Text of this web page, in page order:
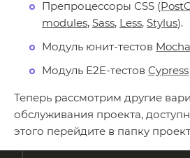
Препроцессоры CSS (
modules, Sass, Less, Stylus).
Модуль юнит-тестов Mocha
Модуль E2E-тестов Cypress
Теперь рассмотрим другие
обслуживания проекта,
этого перейдите в папку